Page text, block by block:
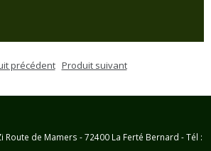
précédent Produit suivant
Zi Route de Mamers - 72400 La Ferté Bernard - Tél :